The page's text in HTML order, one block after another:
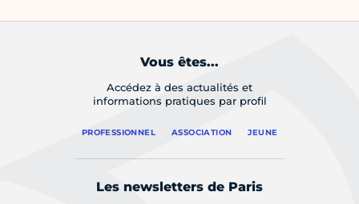
Vous êtes...
Accédez à des actualités et
informations pratiques par profil
PROFESSIONNEL ASSOCIATION JEUNE
Les newsletters de Paris